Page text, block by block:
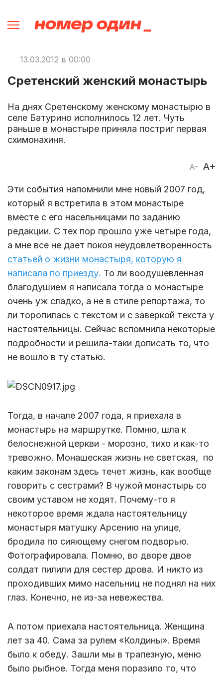
13.03.2012 в 00:00
Сретенский женский монастырь
На днях Сретенскому женскому монастырю в
селе Батурино исполнилось 12 лет. Чуть
раньше в монастыре приняла постриг первая
схимонахиня.
A- A+
Эти события напомнили мне новый 2007 год,
который я встретила в этом монастыре
вместе с его насельницами по заданию
редакции. С тех пор прошло уже четыре года,
а мне все не дает покоя неудовлетворенность
статьей о жизни монастыря, которую я
написала по приезду. То ли воодушевленная
благодушием я написала тогда о монастыре
очень уж сладко, а не в стиле репортажа, то
ли торопилась с текстом и с заверкой текста у
настоятельницы. Сейчас вспомнила некоторые
подробности и решила-таки дописать то, что
не вошло в ту статью.
Тогда, в начале 2007 года, я приехала в
монастырь на маршрутке. Помню, шла к
белоснежной церкви - морозно, тихо и как-то
тревожно. Монашеская жизнь не светская, по
каким законам здесь течет жизнь, как вообще
говорить с сестрами? В чужой монастырь со
своим уставом не ходят. Почему-то я
некоторое время ждала настоятельницу
монастыря матушку Арсению на улице,
бродила по сияющему снегом подворью.
Фотографировала. Помню, во дворе двое
солдат пилили для сестер дрова. И никто из
проходивших мимо насельниц не поднял на них
глаз. Конечно, не из-за невежества.
А потом приехала настоятельница. Женщина
лет за 40. Сама за рулем «Колдины». Время
было к обеду. Зашли мы в трапезную, меню
было рыбное. Тогда меня поразило то, что